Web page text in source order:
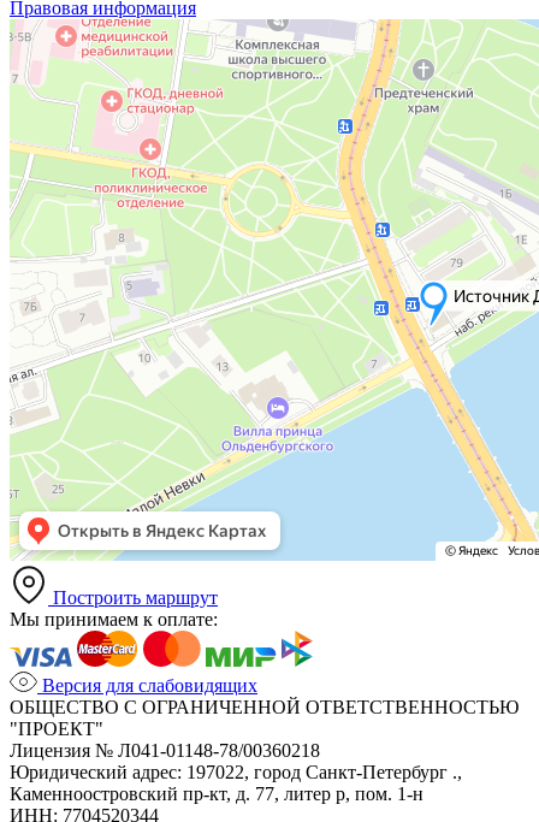
Правовая информация
Построить маршрут
Мы принимаем к оплате:
Версия для слабовидящих
ОБЩЕСТВО С ОГРАНИЧЕННОЙ ОТВЕТСТВЕННОСТЬЮ
"ПРОЕКТ"
Лицензия № Л041-01148-78/00360218
Юридический адрес: 197022, город Санкт-Петербург .,
Каменноостровский пр-кт, д. 77, литер р, пом. 1-н
ИНН: 7704520344